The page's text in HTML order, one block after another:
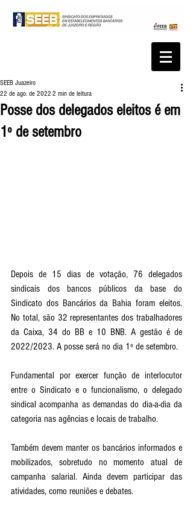
Posse dos delegados eleitos é em
1º de setembro
SEEB Juazeiro
22 de ago. de 2022 2 min de leitura
Depois de 15 dias de votação, 76 delegados
sindicais dos bancos públicos da base do
Sindicato dos Bancários da Bahia foram eleitos.
No total, são 32 representantes dos trabalhadores
da Caixa, 34 do BB e 10 BNB. A gestão é de
2022/2023. A posse será no dia 1º de setembro.
Fundamental por exercer função de interlocutor
entre o Sindicato e o funcionalismo, o delegado
sindical acompanha as demandas do dia-a-dia da
categoria nas agências e locais de trabalho.
Também devem manter os bancários informados e
mobilizados, sobretudo no momento atual de
campanha salarial. Ainda devem participar das
atividades, como reuniões e debates.